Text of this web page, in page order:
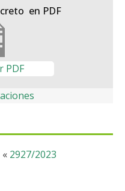
en PDF
PDF
« 2927/2023